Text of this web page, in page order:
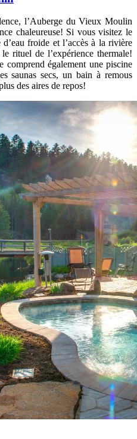
l’Auberge du Vieux Moulin
chaleureuse! Si vous visitez le
froide et l’accès à la rivière
rituel de l’expérience thermale!
comprend également une piscine
saunas secs, un bain à remous
des aires de repos!